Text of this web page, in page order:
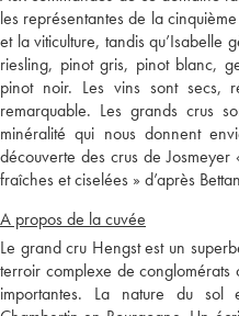
les représentantes de la
et la viticulture, tandis qu’Isabelle
riesling, pinot gris, pinot blanc,
pinot noir. Les vins sont secs,
remarquable. Les grands crus
minéralité qui nous donnent
découverte des crus de
fraîches et ciselées » d’après
A propos de la cuvée
Le grand cru Hengst est un
terroir complexe de conglomérats
importantes. La nature du